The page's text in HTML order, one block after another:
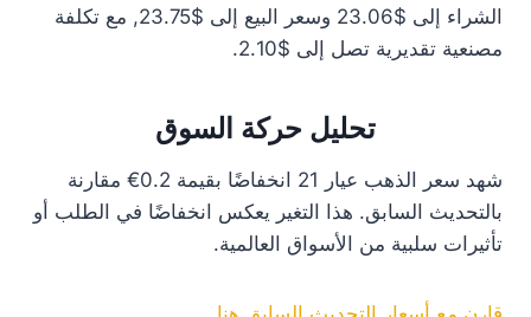
الشراء إلى $23.06 وسعر البيع إلى $23.75, مع تكلفة
مصنعية تقديرية تصل إلى $2.10.
تحليل حركة السوق
شهد سعر الذهب عيار 21 انخفاضًا بقيمة 0.2€ مقارنة
بالتحديث السابق. هذا التغير يعكس انخفاضًا في الطلب أو
تأثيرات سلبية من الأسواق العالمية.